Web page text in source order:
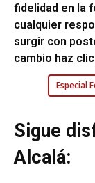
fidelidad en la
cualquier
surgir con
cambio haz clic
Especial
Sigue
Alcalá: